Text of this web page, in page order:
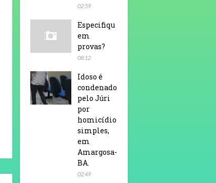
02:59
Especifiqu
em
provas?
08:12
Idoso é
condenado
pelo Júri
por
homicídio
simples,
em
Amargosa-
BA.
02:49